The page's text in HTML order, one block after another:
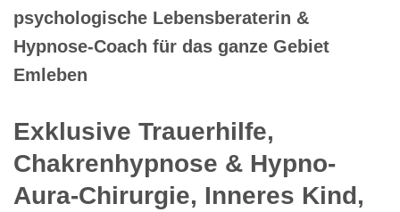
psychologische Lebensberaterin &
Hypnose-Coach für das ganze Gebiet
Emleben
Exklusive Trauerhilfe,
Chakrenhypnose & Hypno-
Aura-Chirurgie, Inneres Kind,